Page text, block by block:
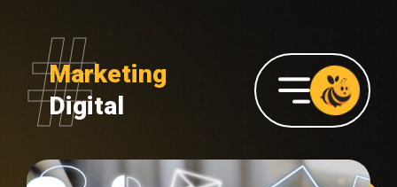
Marketing
Digital